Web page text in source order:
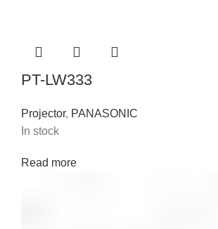
PT-LW333
Projector, PANASONIC
In stock
Read more